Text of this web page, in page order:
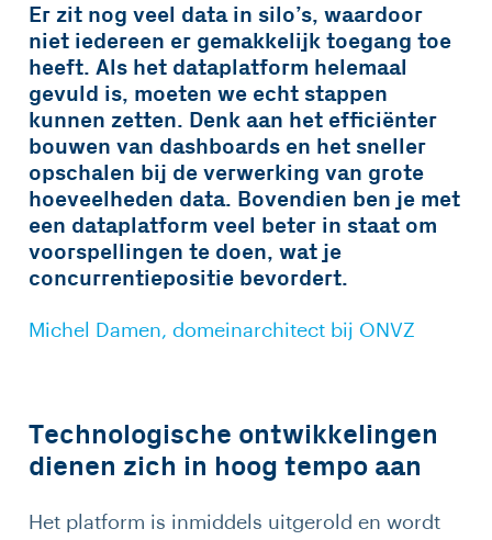
Er zit nog veel data in silo’s, waardoor
niet iedereen er gemakkelijk toegang toe
heeft. Als het dataplatform helemaal
gevuld is, moeten we echt stappen
kunnen zetten. Denk aan het efficiënter
bouwen van dashboards en het sneller
opschalen bij de verwerking van grote
hoeveelheden data. Bovendien ben je met
een dataplatform veel beter in staat om
voorspellingen te doen, wat je
concurrentiepositie bevordert.
Michel Damen, domeinarchitect bij ONVZ
Technologische ontwikkelingen
dienen zich in hoog tempo aan
Het platform is inmiddels uitgerold en wordt